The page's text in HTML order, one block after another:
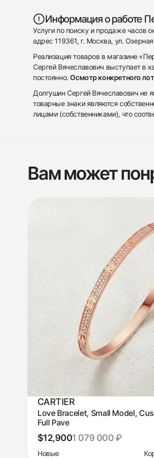
Информация о работе
Услуги по поиску и продаже
адрес 119361, г. Москва, ул.
Реализация товаров в магазине
Сергей Вячеславович выступает в
постоянно.Осмотр конкретного
Долгушин Сергей Вячеславович не
товарные знаки являются
лицами (собственниками), что
Вам может
CARTIER
Love Bracelet, Small Model,
Full Pave
$12,9001 079 000 ₽
Новые